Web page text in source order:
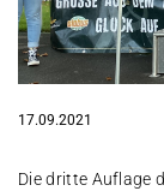
17.09.2021
Die dritte Auflage